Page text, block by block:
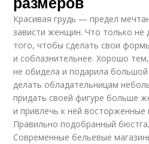
Одежды по
параметрам
Одежды для
мальчиков
Красивая грудь — предел
зависти женщин. Что только
того, чтобы сделать свои
и соблазнительнее. Хорошо
не обидела и подарила
делать обладательницам
придать своей фигуре больше
и привлечь к ней восторженные
Правильно подобранный
Современные бельевые